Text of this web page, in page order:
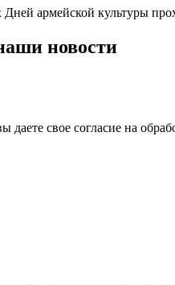
армейской культуры
новости
даете свое согласие на